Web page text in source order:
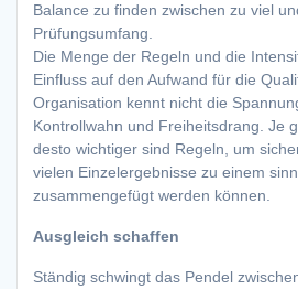
Balance zu finden zwischen zu viel
Prüfungsumfang.
Die Menge der Regeln und die
Einfluss auf den Aufwand für die
Organisation kennt nicht die
Kontrollwahn und Freiheitsdrang. Je
desto wichtiger sind Regeln, um
vielen Einzelergebnisse zu einem
zusammengefügt werden können.
Ausgleich schaffen
Ständig schwingt das Pendel